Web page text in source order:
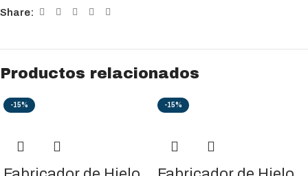
Share:
Productos relacionados
-15% -15%